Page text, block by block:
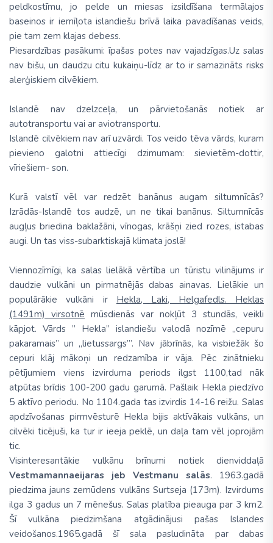
peldkostīmu, jo pelde un miesas izsildīšana termālajos
baseinos ir iemīļota islandiešu brīvā laika pavadīšanas veids,
pie tam zem klajas debess.
Piesardzības pasākumi: īpašas potes nav vajadzīgas.Uz salas
nav bišu, un daudzu citu kukaiņu-līdz ar to ir samazināts risks
alerģiskiem cilvēkiem.
Islandē nav dzelzceļa, un pārvietošanās notiek ar
autotransportu vai ar aviotransportu.
Islandē cilvēkiem nav arī uzvārdi. Tos veido tēva vārds, kuram
pievieno galotni attiecīgi dzimumam: sievietēm-dottir,
vīriešiem- son.
Kurā valstī vēl var redzēt banānus augam siltumnīcās?
Izrādās-Islandē tos audzē, un ne tikai banānus. Siltumnīcās
augļus briedina baklažāni, vīnogas, krāšņi zied rozes, istabas
augi. Un tas viss-subarktiskajā klimata joslā!
Viennozīmīgi, ka salas lielākā vērtība un tūristu vilinājums ir
daudzie vulkāni un pirmatnējās dabas ainavas. Lielākie un
populārākie vulkāni ir Hekla, Laki, Helgafedls. Heklas
(1491m) virsotnē mūsdienās var nokļūt 3 stundās, veikli
kāpjot. Vārds ” Hekla” islandiešu valodā nozīmē „cepuru
pakaramais” un „lietussargs’”. Nav jābrīnās, ka visbiežāk šo
cepuri klāj mākoņi un redzamība ir vāja. Pēc zinātnieku
pētījumiem viens izvirduma periods ilgst 1100,tad nāk
atpūtas brīdis 100-200 gadu garumā. Pašlaik Hekla piedzīvo
5 aktīvo periodu. No 1104.gada tas izvirdis 14-16 reižu. Salas
apdzīvošanas pirmvēsturē Hekla bijis aktīvākais vulkāns, un
cilvēki ticējuši, ka tur ir ieeja peklē, un daļa tam vēl joprojām
tic.
Visinteresantākie vulkānu brīnumi notiek dienviddaļā
Vestmamannaeijaras jeb Vestmanu salās. 1963.gadā
piedzima jauns zemūdens vulkāns Surtseja (173m). Izvirdums
ilga 3 gadus un 7 mēnešus. Salas platība pieauga par 3 km2.
Šī vulkāna piedzimšana atgādinājusi pašas Islandes
veidošanos.1965.gadā šī sala pasludināta par dabas